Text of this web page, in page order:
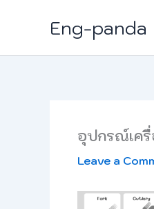
Eng-panda
อุปกรณ์เค
Leave a